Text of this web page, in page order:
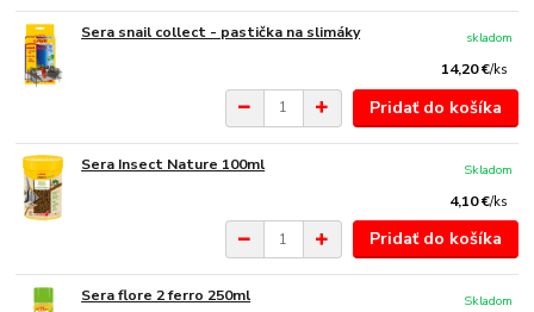
Sera snail collect - pastička na slimáky
14,20 €/ks
skladom
Pridať do košíka
Sera Insect Nature 100ml
4,10 €/ks
Skladom
Pridať do košíka
Sera flore 2 ferro 250ml
Skladom